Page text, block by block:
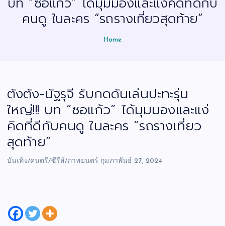
คนดู ในละคร “รถรางเที่ยวสุดท้าย”
Home
ตังตัง-นัฐรุจี รับกดดันเล่นปะทะรุ่น
ใหญ่!!! บท “ซอแก้ว” ได้มุมมองและแง่
คิดที่ดีกับคนดู ในละคร “รถรางเที่ยว
สุดท้าย”
บันเทิง/ดนตรี/ซีรีส์/ภาพยนตร์ กุมภาพันธ์ 27, 2024